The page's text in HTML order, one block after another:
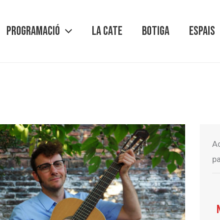
PROGRAMACIÓ LA CATE BOTIGA ESPAIS